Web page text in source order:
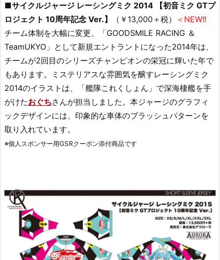
■サイクルジャージ レーシングミク 2014 【初音ミク GTプ
ロジェクト 10周年記念 Ver.】
（￥13,000＋税）
＜NEW!!
チーム体制を大幅に変更、「GOODSMILE RACING ＆
TeamUKYO」として新規エントラントになった2014年は、
チームが2回目のシリーズチャンピオンの栄冠に輝いた年で
もあります。ミステリアスな雰囲気を醸すレーシングミク
2014のイラストは、「艦隊これくしょん」で深海棲艦を手
がけたおぐちさんが担当しました。本ジャージのグラフィ
ックデザインには、印象的な車体のブラッシュパターンを
取り入れています。
※個人スポンサー用GSRクーポン添付商品です